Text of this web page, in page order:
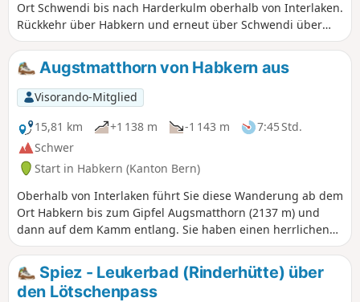
Ort Schwendi bis nach Harderkulm oberhalb von Interlaken.
Rückkehr über Habkern und erneut über Schwendi über
Almen auf Wegen und Straßen.
Augstmatthorn von Habkern aus
Visorando-Mitglied
15,81 km
+1 138 m -1 143 m
7:45 Std.
Schwer
Start in Habkern (Kanton Bern)
Oberhalb von Interlaken führt Sie diese Wanderung ab dem
Ort Habkern bis zum Gipfel Augsmatthorn (2137 m) und
dann auf dem Kamm entlang. Sie haben einen herrlichen
Blick auf den Brienzersee und darüber hinaus auf die
verschneiten Gipfel der Schweizer Alpen.
Spiez - Leukerbad (Rinderhütte) über
den Lötschenpass